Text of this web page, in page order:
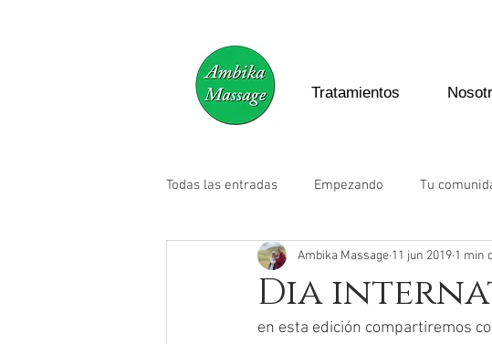
Tratamientos
Todas las entradas Empezando Tu
Dia
Ambika Massage 11 jun 2019 1 min
en esta edición compartiremos